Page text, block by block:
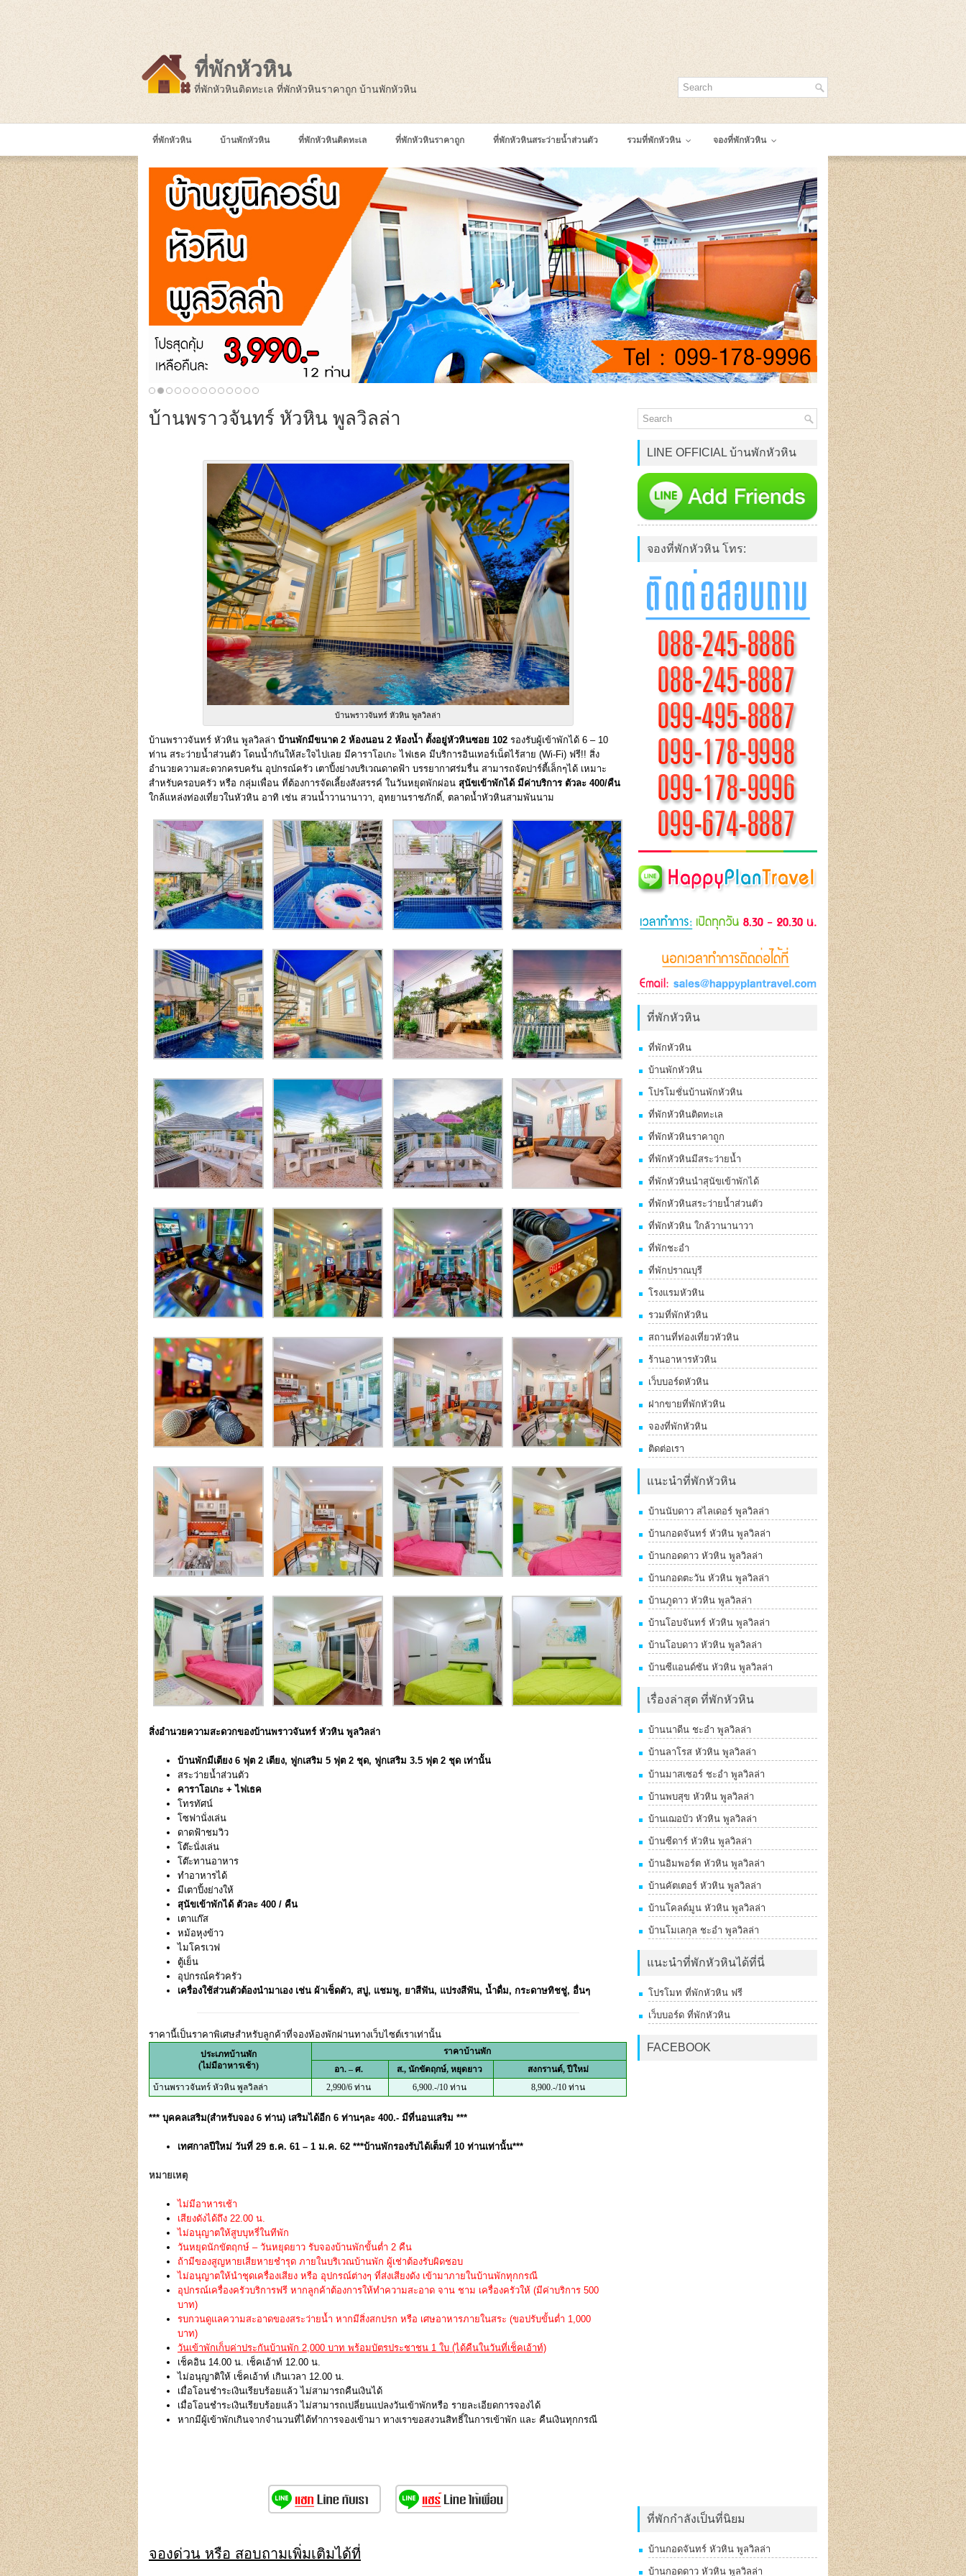
ที่พักหัวหิน
ที่พักหัวหินติดทะเล ที่พักหัวหินราคาถูก บ้านพักหัวหิน
ที่พักหัวหิน บ้านพักหัวหิน ที่พักหัวหินติดทะเล ที่พักหัวหินราคาถูก ที่พักหัวหินสระว่ายน้ำส่วนตัว รวมที่พักหัวหิน จองที่พักหัวหิน
บ้านพราวจันทร์ หัวหิน พูลวิลล่า
บ้านพราวจันทร์ หัวหิน พูลวิลล่า
บ้านพราวจันทร์ หัวหิน พูลวิลล่า บ้านพักมีขนาด 2 ห้องนอน 2 ห้องน้ำ ตั้งอยู่หัวหินซอย 102 รองรับผู้เข้าพักได้ 6 – 10
ท่าน สระว่ายน้ำส่วนตัว โดนน้ำกันให้สะใจไปเลย มีคาราโอเกะ ไฟเธค มีบริการอินเทอร์เน็ตไร้สาย (Wi-Fi) ฟรี!! สิ่ง
อำนวยความสะดวกครบครัน อุปกรณ์ครัว เตาปิ้งย่างบริเวณดาดฟ้า บรรยากาศร่มรื่น สามารถจัดปาร์ตี้เล็กๆได้ เหมาะ
สำหรับครอบครัว หรือ กลุ่มเพื่อน ที่ต้องการจัดเลี้ยงสังสรรค์ ในวันหยุดพักผ่อน สุนัขเข้าพักได้ มีค่าบริการ ตัวละ 400/คืน
ใกล้แหล่งท่องเที่ยวในหัวหิน อาทิ เช่น สวนน้ำวานานาวา, อุทยานราชภักดิ์, ตลาดน้ำหัวหินสามพันนาม
สิ่งอำนวยความสะดวกของบ้านพราวจันทร์ หัวหิน พูลวิลล่า
บ้านพักมีเตียง 6 ฟุต 2 เตียง, ฟูกเสริม 5 ฟุต 2 ชุด, ฟูกเสริม 3.5 ฟุต 2 ชุด เท่านั้น
สระว่ายน้ำส่วนตัว
คาราโอเกะ + ไฟเธค
โทรทัศน์
โซฟานั่งเล่น
ดาดฟ้าชมวิว
โต๊ะนั่งเล่น
โต๊ะทานอาหาร
ทำอาหารได้
มีเตาปิ้งย่างให้
สุนัขเข้าพักได้ ตัวละ 400 / คืน
เตาแก๊ส
หม้อหุงข้าว
ไมโครเวฟ
ตู้เย็น
อุปกรณ์ครัวครัว
เครื่องใช้ส่วนตัวต้องนำมาเอง เช่น ผ้าเช็ดตัว, สบู่, แชมพู, ยาสีฟัน, แปรงสีฟัน, น้ำดื่ม, กระดาษทิชชู่, อื่นๆ
ราคานี้เป็นราคาพิเศษสำหรับลูกค้าที่จองห้องพักผ่านทางเว็บไซต์เราเท่านั้น
ประเภทบ้านพัก
(ไม่มีอาหารเช้า)
ราคาบ้านพัก
อา. – ศ.
ส., นักขัตฤกษ์, หยุดยาว
สงกรานต์, ปีใหม่
บ้านพราวจันทร์ หัวหิน พูลวิลล่า
2,990/6 ท่าน 6,900.-/10 ท่าน 8,900.-/10 ท่าน
*** บุคคลเสริม(สำหรับจอง 6 ท่าน) เสริมได้อีก 6 ท่านๆละ 400.- มีที่นอนเสริม ***
เทศกาลปีใหม่ วันที่ 29 ธ.ค. 61 – 1 ม.ค. 62 ***บ้านพักรองรับได้เต็มที่ 10 ท่านเท่านั้น***
หมายเหตุ
ไม่มีอาหารเช้า
เสียงดังได้ถึง 22.00 น.
ไม่อนุญาตให้สูบบุหรี่ในทีพัก
วันหยุดนักขัตฤกษ์ – วันหยุดยาว รับจองบ้านพักขั้นต่ำ 2 คืน
ถ้ามีของสูญหายเสียหายชำรุด ภายในบริเวณบ้านพัก ผู้เช่าต้องรับผิดชอบ
ไม่อนุญาตให้นำชุดเครื่องเสียง หรือ อุปกรณ์ต่างๆ ที่ส่งเสียงดัง เข้ามาภายในบ้านพักทุกกรณี
อุปกรณ์เครื่องครัวบริการฟรี หากลูกค้าต้องการให้ทำความสะอาด จาน ชาม เครื่องครัวให้ (มีค่าบริการ 500
บาท)
รบกวนดูแลความสะอาดของสระว่ายน้ำ หากมีสิ่งสกปรก หรือ เศษอาหารภายในสระ (ขอปรับขั้นต่ำ 1,000
บาท)
วันเข้าพักเก็บค่าประกันบ้านพัก 2,000 บาท พร้อมบัตรประชาชน 1 ใบ (ได้คืนในวันที่เช็คเอ้าท์)
เช็คอิน 14.00 น. เช็คเอ้าท์ 12.00 น.
ไม่อนุญาติให้ เช็คเอ้าท์ เกินเวลา 12.00 น.
เมื่อโอนชำระเงินเรียบร้อยแล้ว ไม่สามารถคืนเงินได้
เมื่อโอนชำระเงินเรียบร้อยแล้ว ไม่สามารถเปลี่ยนแปลงวันเข้าพักหรือ รายละเอียดการจองได้
หากมีผู้เข้าพักเกินจากจำนวนที่ได้ทำการจองเข้ามา ทางเราขอสงวนสิทธิ์ในการเข้าพัก และ คืนเงินทุกกรณี
จองด่วน หรือ สอบถามเพิ่มเติมได้ที่
LINE OFFICIAL บ้านพักหัวหิน
จองที่พักหัวหิน โทร:
ที่พักหัวหิน
ที่พักหัวหิน
บ้านพักหัวหิน
โปรโมชั่นบ้านพักหัวหิน
ที่พักหัวหินติดทะเล
ที่พักหัวหินราคาถูก
ที่พักหัวหินมีสระว่ายน้ำ
ที่พักหัวหินนำสุนัขเข้าพักได้
ที่พักหัวหินสระว่ายน้ำส่วนตัว
ที่พักหัวหิน ใกล้วานานาวา
ที่พักชะอำ
ที่พักปราณบุรี
โรงแรมหัวหิน
รวมที่พักหัวหิน
สถานที่ท่องเที่ยวหัวหิน
ร้านอาหารหัวหิน
เว็บบอร์ดหัวหิน
ฝากขายที่พักหัวหิน
จองที่พักหัวหิน
ติดต่อเรา
แนะนำที่พักหัวหิน
บ้านนับดาว สไลเดอร์ พูลวิลล่า
บ้านกอดจันทร์ หัวหิน พูลวิลล่า
บ้านกอดดาว หัวหิน พูลวิลล่า
บ้านกอดตะวัน หัวหิน พูลวิลล่า
บ้านภูดาว หัวหิน พูลวิลล่า
บ้านโอบจันทร์ หัวหิน พูลวิลล่า
บ้านโอบดาว หัวหิน พูลวิลล่า
บ้านซีแอนด์ซัน หัวหิน พูลวิลล่า
เรื่องล่าสุด ที่พักหัวหิน
บ้านนาดีน ชะอำ พูลวิลล่า
บ้านลาโรส หัวหิน พูลวิลล่า
บ้านมาสเซอร์ ชะอำ พูลวิลล่า
บ้านพบสุข หัวหิน พูลวิลล่า
บ้านเฌอบัว หัวหิน พูลวิลล่า
บ้านซีดาร์ หัวหิน พูลวิลล่า
บ้านอิมพอร์ต หัวหิน พูลวิลล่า
บ้านคัตเตอร์ หัวหิน พูลวิลล่า
บ้านโคลด์มูน หัวหิน พูลวิลล่า
บ้านโมเลกุล ชะอำ พูลวิลล่า
แนะนำที่พักหัวหินได้ที่นี่
โปรโมท ที่พักหัวหิน ฟรี
เว็บบอร์ด ที่พักหัวหิน
FACEBOOK
ที่พักกำลังเป็นที่นิยม
บ้านกอดจันทร์ หัวหิน พูลวิลล่า
บ้านกอดดาว หัวหิน พูลวิลล่า